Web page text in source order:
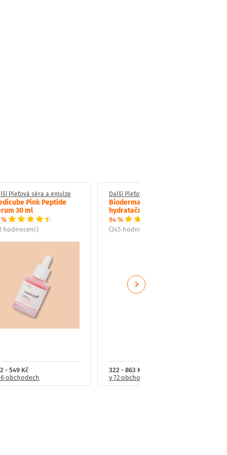
Pleťová séra a emulze
Pink Peptide
30 ml
hodnocení)
- 549 Kč
obchodech
Další Pleťová séra a emulze
Bioderma Hydrabio sérum
hydratační 40 ml
94 %
(245 hodnocení)
322 - 863 Kč
v 72 obchodech
Next